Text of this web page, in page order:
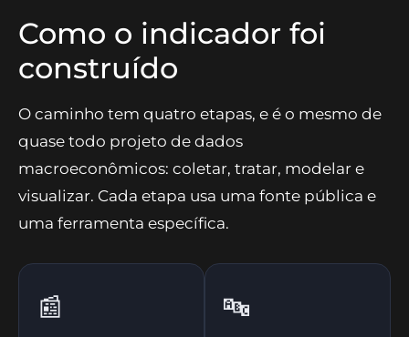
Como o indicador foi
construído
O caminho tem quatro etapas, e é o mesmo de
quase todo projeto de dados
macroeconômicos: coletar, tratar, modelar e
visualizar. Cada etapa usa uma fonte pública e
uma ferramenta específica.
📰 🔤